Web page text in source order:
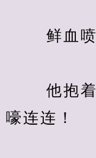
鲜血喷
他抱着
嚎连连！